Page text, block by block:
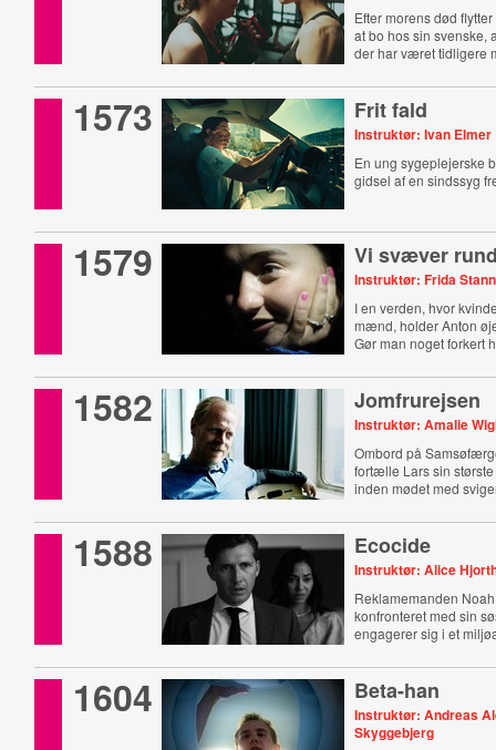
Efter morens død
at bo hos sin svenske,
der har været tidligere
1573 Frit fald
Instruktør: Ivan Elmer
En ung sygeplejerske
gidsel af en sindssyg
1579 Vi svæver
Instruktør: Frida
I en verden, hvor
mænd, holder Anton
Gør man noget forkert
1582 Jomfrurejsen
Instruktør: Amalie
Ombord på
fortælle Lars sin
inden mødet med
1588 Ecocide
Instruktør: Alice
Reklamemanden
konfronteret med sin
engagerer sig i et
1604 Beta-han
Instruktør: Andreas
Skyggebjerg